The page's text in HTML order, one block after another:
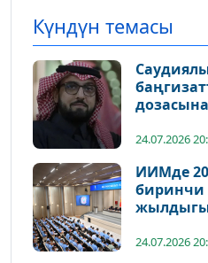
Күндүн темасы
24.07.2026
ИИМде
24.07.2026